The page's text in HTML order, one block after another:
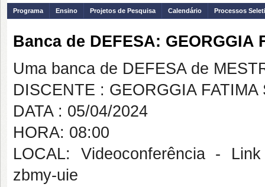
Programa Ensino Projetos de Pesquisa Calendário Processos
Banca de DEFESA: GEORGGIA
Uma banca de DEFESA de
DISCENTE : GEORGGIA FATIMA
DATA : 05/04/2024
HORA: 08:00
LOCAL: Videoconferência -
zbmy-uie